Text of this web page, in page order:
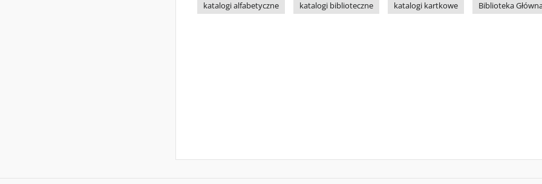
katalogi alfabetyczne
katalogi biblioteczne katalogi kartkowe Biblioteka